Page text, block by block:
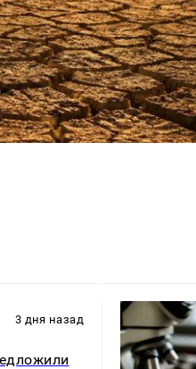
3 дня назад